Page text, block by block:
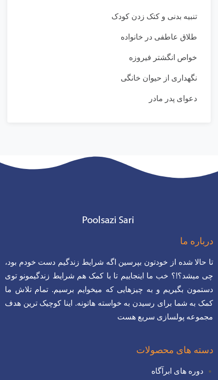
تنبیه بدنی و کتک زدن کودک
طلاق عاطفی در خانواده
خواص انگشتر فیروزه
نگهداری از حیوان خانگی
دعوای پدر مادر
ما
حالا شده از خودتون بپرسین اگه شرایط زندگیم دست خودم بود،
میشد؟!؟ خب ما اینجاییم تا با کمک هم شرایط زندگیمونو توی
بگیریم و به چیزهایی که میخوایم برسیم. تمام تلاش ما
به شما برای رسیدن به خواسته هاتونه. اینا کوچیک ترین هدف
پولسازی سریع هست
های محصولات
دوره های ابرآگاه